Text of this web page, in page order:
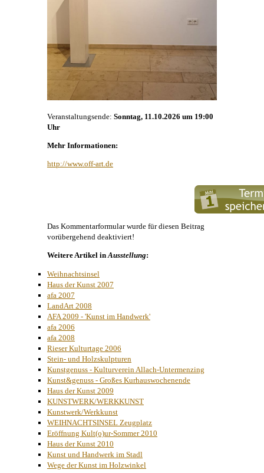
Veranstaltungsende: Sonntag, 11.10.2026 um 19:00
Uhr
Mehr Informationen:
http://www.off-art.de
Das Kommentarformular wurde für diesen Beitrag
vorübergehend deaktiviert!
Weitere Artikel inAusstellung:
Weihnachtsinsel
Haus der Kunst 2007
afa 2007
LandArt 2008
AFA 2009 - 'Kunst im Handwerk'
afa 2006
afa 2008
Rieser Kulturtage 2006
Stein- und Holzskulpturen
Kunstgenuss - Kulturverein Allach-Untermenzing
Kunst&genuss - Großes Kurhauswochenende
Haus der Kunst 2009
KUNSTWERK/WERKKUNST
Kunstwerk/Werkkunst
WEIHNACHTSINSEL Zeugplatz
Eröffnung Kult(o)ur-Sommer 2010
Haus der Kunst 2010
Kunst und Handwerk im Stadl
Wege der Kunst im Holzwinkel